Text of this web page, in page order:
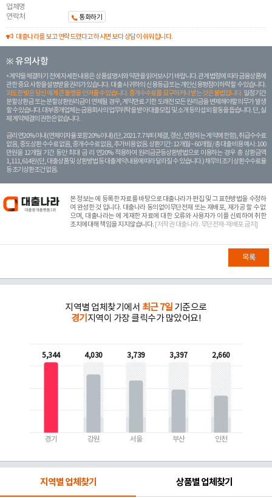
업체명
연락처
통화하기
대출나라를 보고 연락드렸다고 하시면 보다 상담이 쉬워집니다.
※ 유의사항
계약을 체결하기 전에 자세한 내용은 상품설명서와 약관을 읽어보시기 바랍니다. 관계 법령에 따라 금융상품에
관한 중요 사항을 설명받을 권리가 있습니다. 대 출 시 귀하의 신용등급 또는 개인신용평점이 하락할 수 있습니다.
과도한 빚은 당신 에게 큰 불행을 안겨줄 수 있습니다. 중개수수료를 요구하거나 받는 것은 불법입니다. 일정 기간
분할상환금 또는 분할상환원리금이 연체될 경우, 계약만료 기한 도래전 모든 원리금을 변제해야할 의무가 발생
할 수 있습니다. 대부중개업체는 금융회사의 업무위탁을 받아 대출모집 및 소개 등의 섭외 활동을 돕습니다. 단, 실
제 계약체결의 권한은 없습니다.
금리 연20% 이내 (연체이자율 포함 20% 이내) (단, 2021. 7. 7부터 체결, 갱신, 연장되는 계 약에 한함), 취급수수료
없음, 중도상환 수수료 없음, 중개수수료 없음, 추가비용 없음. 상환기간 : 12개월 ~ 60개월 / 총 대출 비용 예시 : 100
만원을 12개월 기간 동안 최대 금 리 연20% 적용하여 원리금균등상환방법으로 이용하는 경우 총 상환금액
1,111,614원 (단, 대출상품 및 상환방법 등 대출계약 내용에 따라 달라질 수 있습니다.) 채무의 조기 상환수수료율
등 조기상환조건 없음.
본 정보는에 등록한 자료를 바탕으로 대출나라가 편집 및 그 표현방법을 수정하
여 완성한 것 입니다. 대출나라 동의없이무단전재 또는 재배포, 재가공 할 수 없
으며, 대출나라는 에 게재한 자료에 대한 오류와 사용자가 이를 신뢰하여 취한
조치에대해 책임을 지지않습니다. [저작권 대출나라. 무단전재-재배포 금지]
목록
지역별 업체찾기에서 최근 7일 기준으로
경기 지역이 가장 클릭수가 많았어요!
5,344
경기
4,030
강원
3,739
서울
3,397
부산
2,660
인천
지역별 업체찾기 상품별 업체찾기